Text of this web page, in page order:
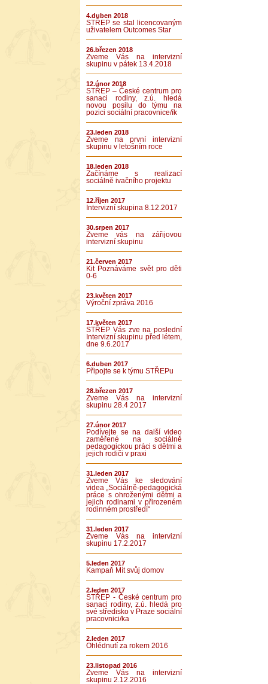
4.duben 2018
STŘEP se stal licencovaným
uživatelem Outcomes Star
26.březen 2018
Zveme Vás na intervizní
skupinu v pátek 13.4.2018
12.únor 2018
STŘEP – České centrum pro
sanaci rodiny, z.ú. hledá
novou posilu do týmu na
pozici sociální pracovnice/ík
23.leden 2018
Zveme na první intervizní
skupinu v letošním roce
18.leden 2018
Začínáme s realizací
sociálně ivačního projektu
12.říjen 2017
Intervizní skupina 8.12.2017
30.srpen 2017
Zveme vás na zářijovou
intervizní skupinu
21.červen 2017
Kit Poznáváme svět pro děti
0-6
23.květen 2017
Výroční zpráva 2016
17.květen 2017
STŘEP Vás zve na poslední
Intervizní skupinu před létem,
dne 9.6.2017
6.duben 2017
Připojte se k týmu STŘEPu
28.březen 2017
Zveme Vás na intervizní
skupinu 28.4 2017
27.únor 2017
Podívejte se na další video
zaměřené na sociálně
pedagogickou práci s dětmi a
jejich rodiči v praxi
31.leden 2017
Zveme Vás ke sledování
videa „Sociálně-pedagogická
práce s ohroženými dětmi a
jejich rodinami v přirozeném
rodinném prostředí“
31.leden 2017
Zveme Vás na intervizní
skupinu 17.2.2017
5.leden 2017
Kampaň Mít svůj domov
2.leden 2017
STŘEP - České centrum pro
sanaci rodiny, z.ú. hledá pro
své středisko v Praze sociální
pracovnici/ka
2.leden 2017
Ohlédnutí za rokem 2016
23.listopad 2016
Zveme Vás na intervizní
skupinu 2.12.2016